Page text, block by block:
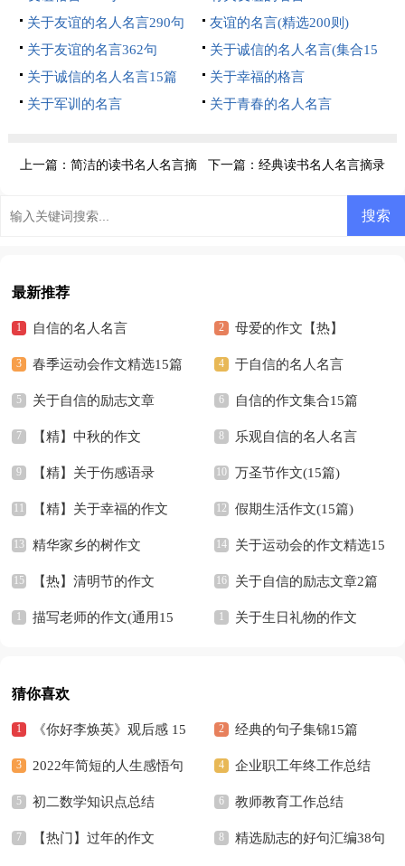
关于友谊的名人名言290句
友谊的名言(精选200则)
关于友谊的名言362句
关于诚信的名人名言(集合15
篇)
关于诚信的名人名言15篇
关于幸福的格言
关于军训的名言
关于青春的名人名言
上一篇： 简洁的读书名人名言摘 下一篇：经典读书名人名言摘录
30句
最新推荐
自信的名人名言 母爱的作文【热】
春季运动会作文精选15篇 于自信的名人名言
关于自信的励志文章 自信的作文集合15篇
【精】中秋的作文 乐观自信的名人名言
【精】关于伤感语录 万圣节作文(15篇)
【精】关于幸福的作文 假期生活作文(15篇)
精华家乡的树作文 关于运动会的作文精选15
篇
【热】清明节的作文 关于自信的励志文章2篇
描写老师的作文(通用15 关于生日礼物的作文
猜你喜欢
《你好李焕英》观后感 15
篇
经典的句子集锦15篇
2022年简短的人生感悟句
子汇编94句
企业职工年终工作总结
初二数学知识点总结 教师教育工作总结
【热门】过年的作文 精选励志的好句汇编38句